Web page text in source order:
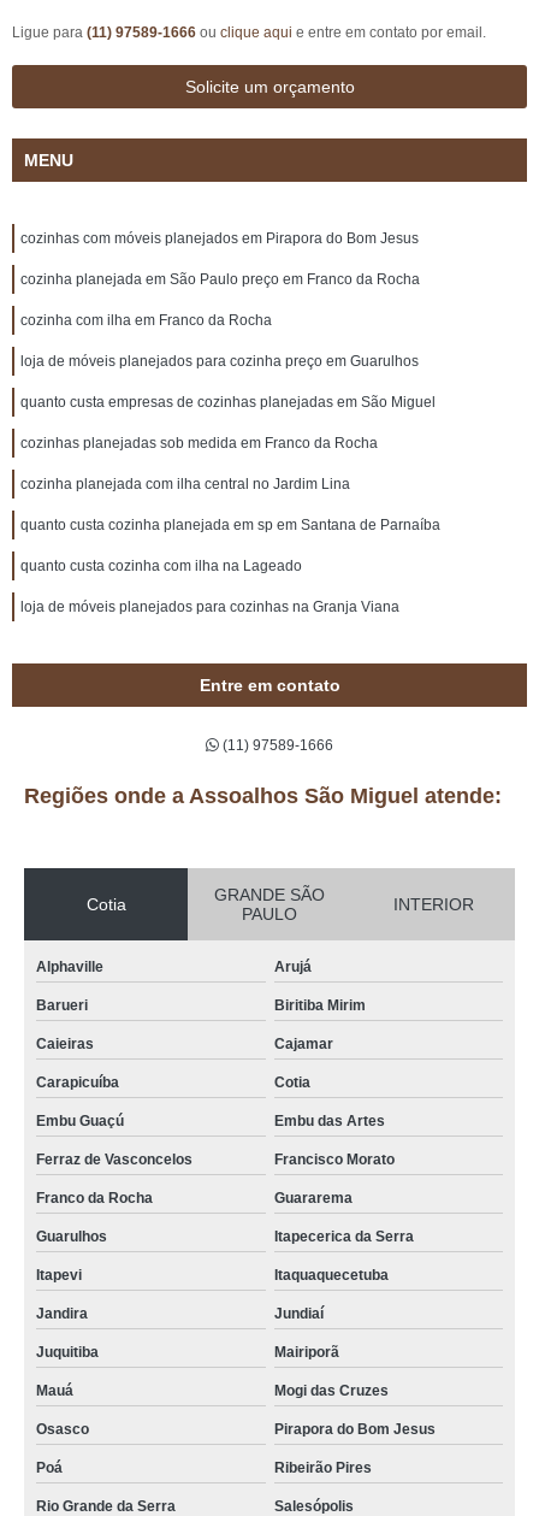
Ligue para (11) 97589-1666 ou clique aqui e entre em contato por email.
Solicite um orçamento
MENU
cozinhas com móveis planejados em Pirapora do Bom Jesus
cozinha planejada em São Paulo preço em Franco da Rocha
cozinha com ilha em Franco da Rocha
loja de móveis planejados para cozinha preço em Guarulhos
quanto custa empresas de cozinhas planejadas em São Miguel
cozinhas planejadas sob medida em Franco da Rocha
cozinha planejada com ilha central no Jardim Lina
quanto custa cozinha planejada em sp em Santana de Parnaíba
quanto custa cozinha com ilha na Lageado
loja de móveis planejados para cozinhas na Granja Viana
Entre em contato
(11) 97589-1666
Regiões onde a Assoalhos São Miguel atende:
Cotia
GRANDE SÃO
PAULO
INTERIOR
Alphaville Arujá
Barueri Biritiba Mirim
Caieiras Cajamar
Carapicuíba Cotia
Embu Guaçú Embu das Artes
Ferraz de Vasconcelos Francisco Morato
Franco da Rocha Guararema
Guarulhos Itapecerica da Serra
Itapevi Itaquaquecetuba
Jandira Jundiaí
Juquitiba Mairiporã
Mauá Mogi das Cruzes
Osasco Pirapora do Bom Jesus
Poá Ribeirão Pires
Rio Grande da Serra Salesópolis